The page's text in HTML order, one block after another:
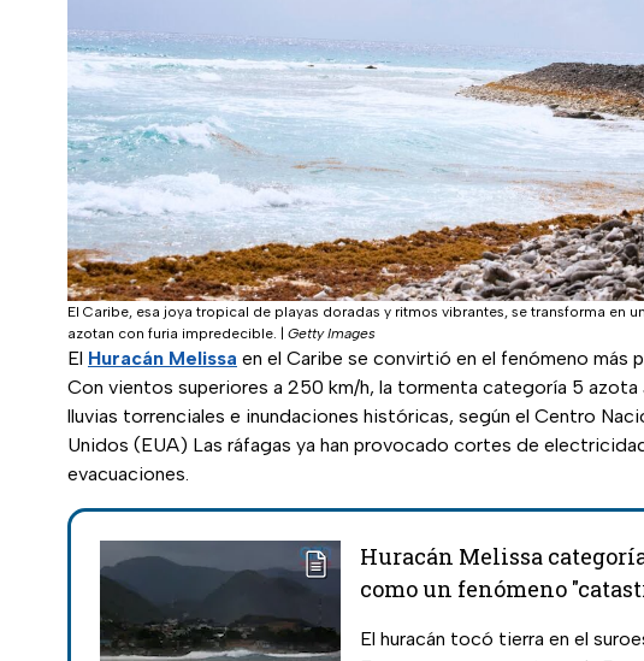
El Caribe, esa joya tropical de playas doradas y ritmos vibrantes, se transforma en
azotan con furia impredecible.
Getty Images
El Huracán Melissa en el Caribe se convirtió en el fenómeno más
Con vientos superiores a 250 km/h, la tormenta categoría 5 azota
lluvias torrenciales e inundaciones históricas, según el Centro
Unidos (EUA) Las ráfagas ya han provocado cortes de
evacuaciones.
Huracán Melissa
como un fenómeno
El huracán tocó tierra en el